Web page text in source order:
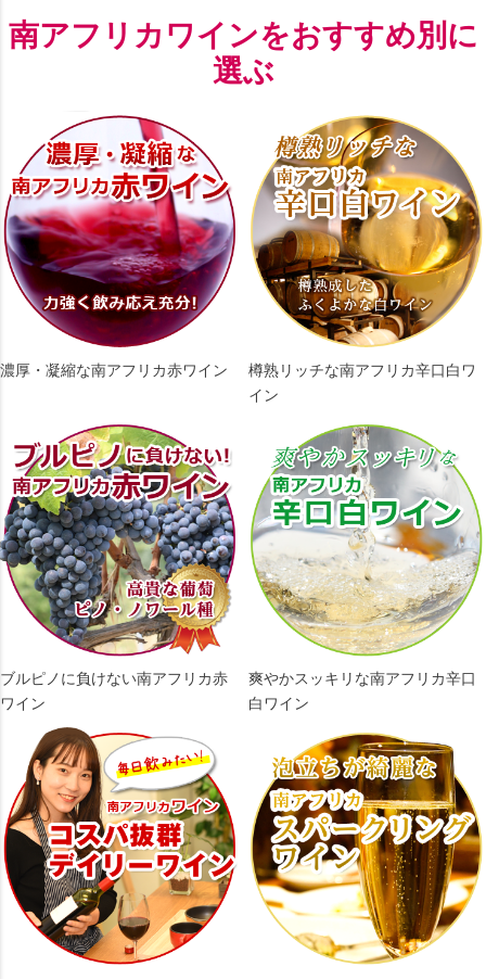
南アフリカワインをおすすめ別に
選ぶ
濃厚・凝縮な南アフリカ赤ワイン
樽熟リッチな南アフリカ辛口白ワ
イン
ブルピノに負けない南アフリカ赤
ワイン
爽やかスッキリな南アフリカ辛口
白ワイン